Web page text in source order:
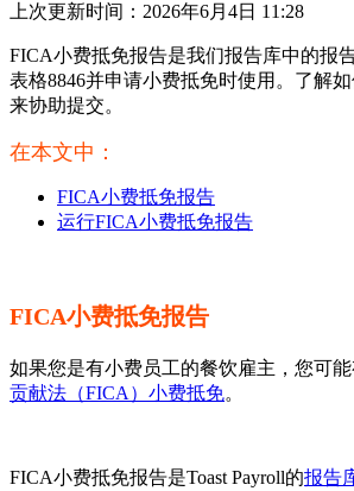
上次更新时间：2026年6月4日 11:28
FICA小费抵免报告是我们报告库中的报
表格8846并申请小费抵免时使用。了解
来协助提交。
在本文中：
FICA小费抵免报告
运行FICA小费抵免报告
FICA小费抵免报告
如果您是有小费员工的餐饮雇主，您可
贡献法（FICA）小费抵免。
FICA小费抵免报告是Toast Payroll的报告